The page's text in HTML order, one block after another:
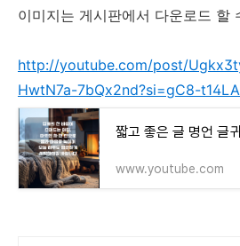
이미지는 게시판에서 다운로드 할
http://youtube.com/post/
HwtN7a-7bQx2nd?si=gC8-
www.youtube.com